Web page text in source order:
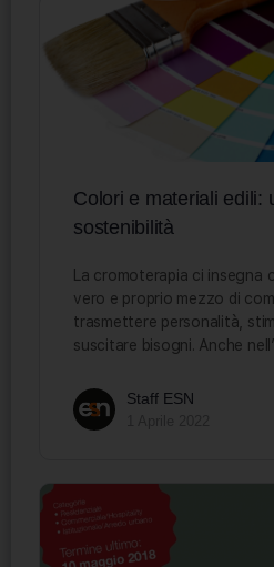
Colori e materiali edili:
sostenibilità
La cromoterapia ci insegna
vero e proprio mezzo di
trasmettere personalità,
suscitare bisogni. Anche
Staff ESN